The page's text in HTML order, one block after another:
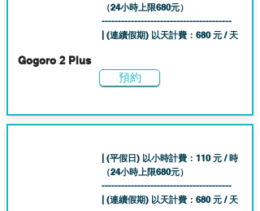
（24小時上限680元）
----------------------------------------
| (連續假期) 以天計費：680 元 / 天
Gogoro 2 Plus
預約
| (平假日) 以小時計費：110 元 / 時
（24小時上限680元）
----------------------------------------
| (連續假期) 以天計費：680 元 / 天